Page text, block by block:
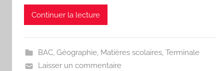
Continuer la lecture
BAC, Géographie, Matières scolaires, Terminale
Laisser un commentaire